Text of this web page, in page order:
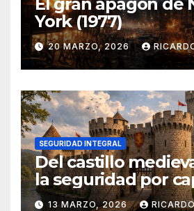
York (1977)
20 MARZO, 2026
SEGURIDAD INTEGRAL
Del castillo
la seguridad por
13 MARZO, 2026